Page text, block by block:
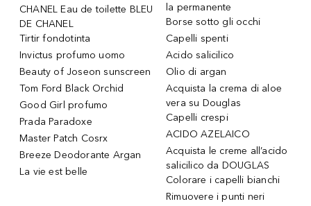
CHANEL Eau de toilette BLEU
DE CHANEL
Tirtir fondotinta
Invictus profumo uomo
Beauty of Joseon sunscreen
Tom Ford Black Orchid
Good Girl profumo
Prada Paradoxe
Master Patch Cosrx
Breeze Deodorante Argan
La vie est belle
la permanente
Borse sotto gli occhi
Capelli spenti
Acido salicilico
Olio di argan
Acquista la crema di aloe
vera su Douglas
Capelli crespi
ACIDO AZELAICO
Acquista le creme all’acido
salicilico da DOUGLAS
Colorare i capelli bianchi
Rimuovere i punti neri